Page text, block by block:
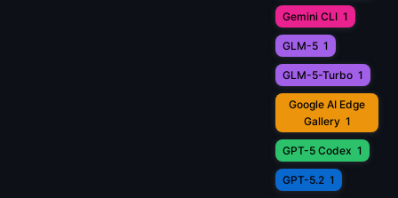
Gemini CLI 1
GLM-5 1
GLM-5-Turbo 1
Google AI Edge
Gallery 1
GPT-5 Codex 1
GPT-5.2 1